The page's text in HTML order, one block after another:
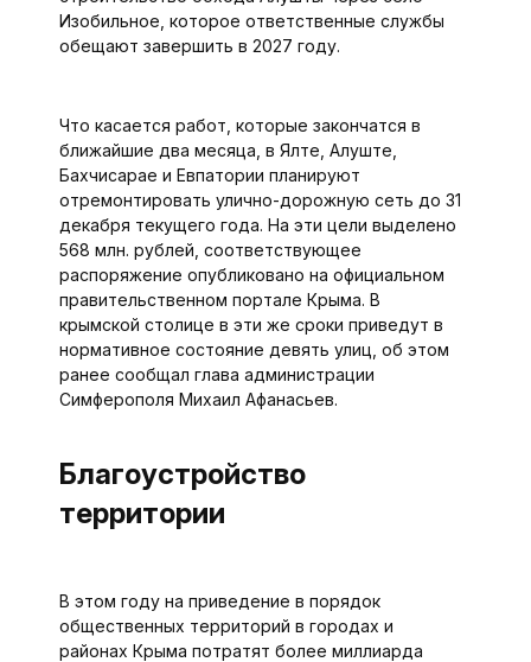
Изобильное, которое ответственные службы
обещают завершить в 2027 году.
Что касается работ, которые закончатся в
ближайшие два месяца, в Ялте, Алуште,
Бахчисарае и Евпатории планируют
отремонтировать улично-дорожную сеть до 31
декабря текущего года. На эти цели выделено
568 млн. рублей, соответствующее
распоряжение опубликовано на официальном
правительственном портале Крыма. В
крымской столице в эти же сроки приведут в
нормативное состояние девять улиц, об этом
ранее сообщал глава администрации
Симферополя Михаил Афанасьев.
Благоустройство
территории
В этом году на приведение в порядок
общественных территорий в городах и
районах Крыма потратят более миллиарда